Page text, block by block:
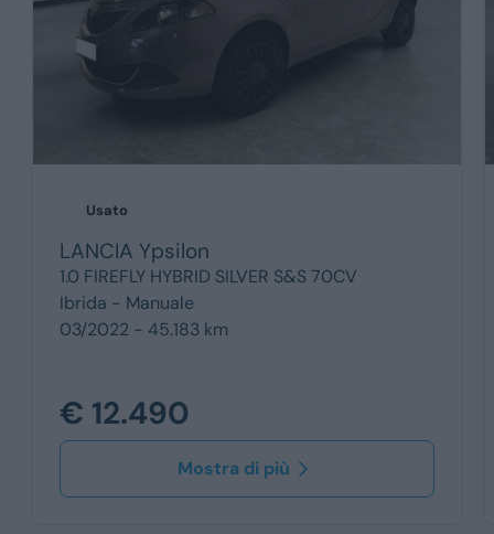
Usato
LANCIA Ypsilon
1.0 FIREFLY HYBRID SILVER S&S 70CV
Ibrida - Manuale
03/2022 - 45.183 km
€ 12.490
Mostra di più